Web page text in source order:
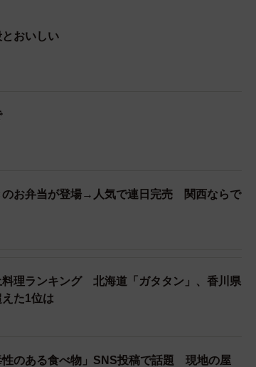
とおいしい
のお弁当が登場→人気で連日完売 関西ならで
理ランキング 北海道「ガタタン」、香川県
えた1位は
性のある食べ物」SNS投稿で話題 現地の屋